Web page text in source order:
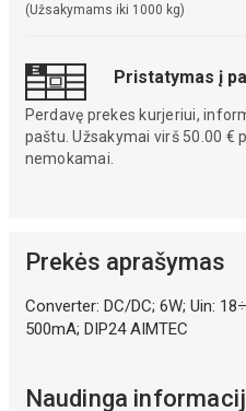
(Užsakymams iki 1000 kg)
Pristatymas į
Perdavę prekes kurjeriui,
paštu. Užsakymai virš 50.00 €
nemokamai.
Prekės aprašymas
Converter: DC/DC; 6W; Uin:
500mA; DIP24 AIMTEC
Naudinga